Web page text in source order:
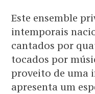
Este ensemble
intemporais
cantados por
tocados por
proveito de uma
apresenta um